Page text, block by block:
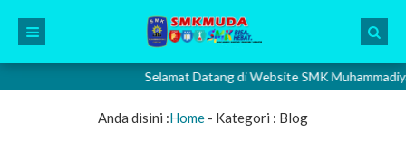
Selamat Datang di Website SMK Muhammadiyah
Anda disini :Home - Kategori : Blog